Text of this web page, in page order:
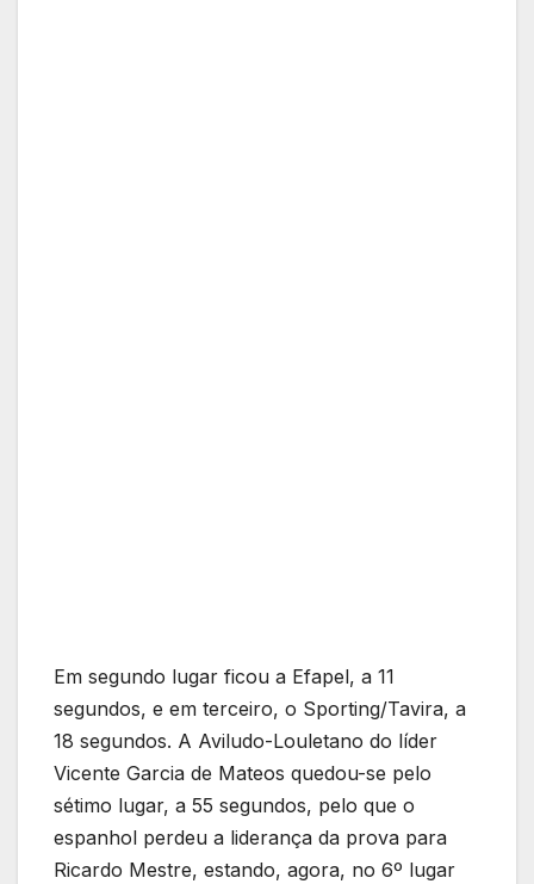
Em segundo lugar ficou a Efapel, a 11
segundos, e em terceiro, o Sporting/Tavira, a
18 segundos. A Aviludo-Louletano do líder
Vicente Garcia de Mateos quedou-se pelo
sétimo lugar, a 55 segundos, pelo que o
espanhol perdeu a liderança da prova para
Ricardo Mestre, estando, agora, no 6º lugar